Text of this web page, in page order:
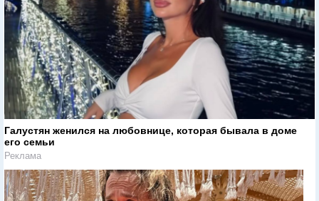
Галустян женился на любовнице, которая бывала в доме
его семьи
Реклама